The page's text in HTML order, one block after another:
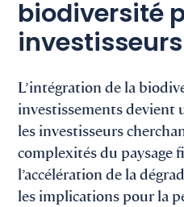
biodiversité
investisseurs
L’intégration de la
investissements devient
les investisseurs
complexités du paysage
l’accélération de la
les implications pour la